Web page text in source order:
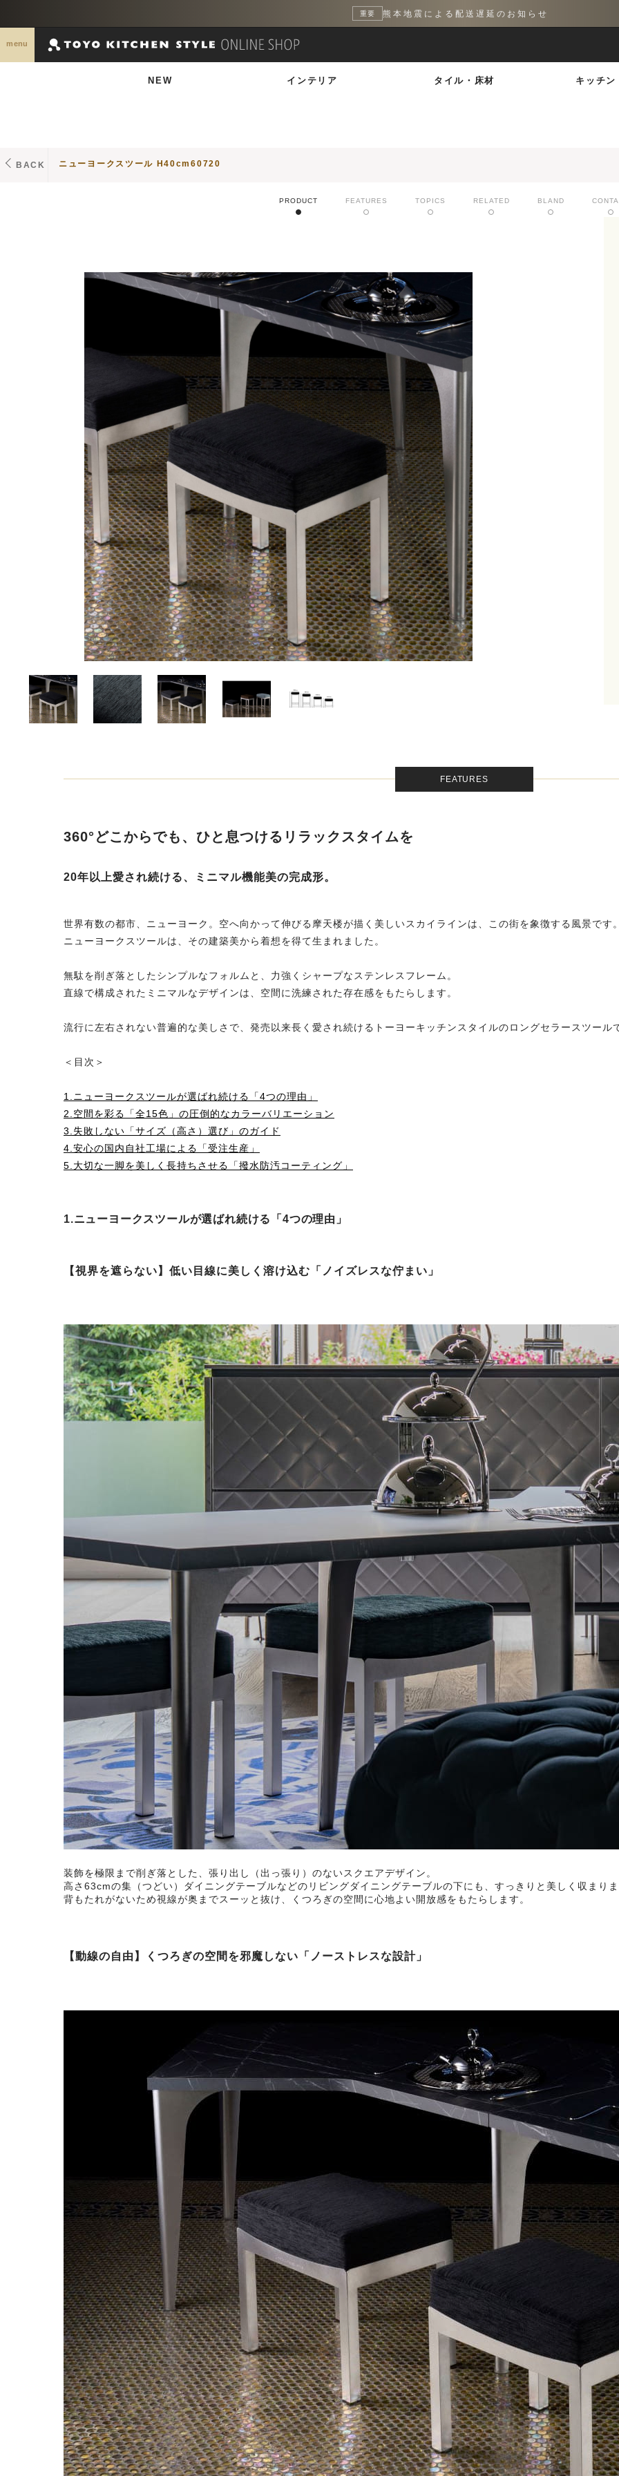
重要 熊本地震による配送遅延のお知らせ
menu
NEW インテリア タイル・床材 キッチン
BACK ニューヨークスツール H40cm60720
PRODUCT FEATURES TOPICS RELATED BLAND
FEATURES
360°どこからでも、ひと息つけるリラックスタイムを
20年以上愛され続ける、ミニマル機能美の完成形。
世界有数の都市、ニューヨーク。空へ向かって伸びる摩天楼が描く美しいスカイラインは、この街を象徴する風景です
ニューヨークスツールは、その建築美から着想を得て生まれました。
無駄を削ぎ落としたシンプルなフォルムと、力強くシャープなステンレスフレーム。
直線で構成されたミニマルなデザインは、空間に洗練された存在感をもたらします。
流行に左右されない普遍的な美しさで、発売以来長く愛され続けるトーヨーキッチンスタイルのロングセラースツール
＜目次＞
1.ニューヨークスツールが選ばれ続ける「4つの理由」
2.空間を彩る「全15色」の圧倒的なカラーバリエーション
3.失敗しない「サイズ（高さ）選び」のガイド
4.安心の国内自社工場による「受注生産」
5.大切な一脚を美しく長持ちさせる「撥水防汚コーティング」
1.ニューヨークスツールが選ばれ続ける「4つの理由」
【視界を遮らない】低い目線に美しく溶け込む「ノイズレスな佇まい」
装飾を極限まで削ぎ落とした、張り出し（出っ張り）のないスクエアデザイン。
高さ63cmの集（つどい）ダイニングテーブルなどのリビングダイニングテーブルの下にも、すっきりと美しく収まり
背もたれがないため視線が奥までスーッと抜け、くつろぎの空間に心地よい開放感をもたらします。
【動線の自由】くつろぎの空間を邪魔しない「ノーストレスな設計」